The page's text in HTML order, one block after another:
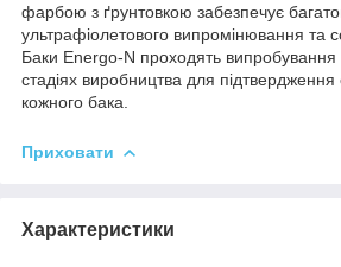
фарбою з ґрунтовкою забезпечує
ультрафіолетового випромінювання та
Баки Energo-N проходять випробування
стадіях виробництва для підтвердження
кожного бака.
Приховати
Характеристики